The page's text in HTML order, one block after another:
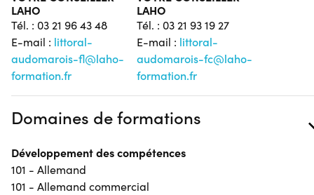
LAHO
Tél. : 03 21 96 43 48
E-mail : littoral-
audomarois-fl@laho-
formation.fr
LAHO
Tél. : 03 21 93 19 27
E-mail : littoral-
audomarois-fc@laho-
formation.fr
Domaines de formations
Développement des compétences
101 - Allemand
101 - Allemand commercial